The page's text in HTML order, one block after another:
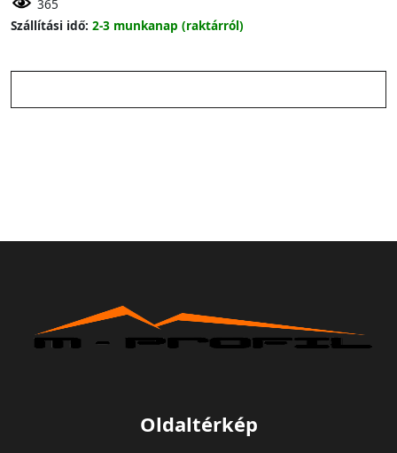
365
Szállítási idő: 2-3 munkanap (raktárról)
Oldaltérkép